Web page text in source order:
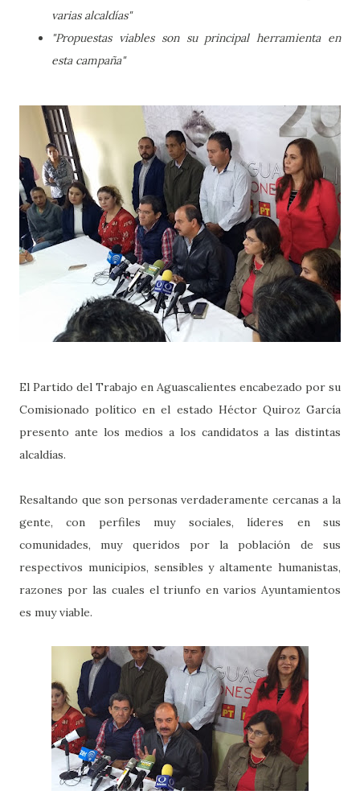
varias alcaldías"
"Propuestas viables son su principal herramienta en
esta campaña"
El Partido del Trabajo en Aguascalientes encabezado por su
Comisionado político en el estado Héctor Quiroz García
presento ante los medios a los candidatos a las distintas
alcaldías.
Resaltando que son personas verdaderamente cercanas a la
gente, con perfiles muy sociales, líderes en sus
comunidades, muy queridos por la población de sus
respectivos municipios, sensibles y altamente humanistas,
razones por las cuales el triunfo en varios Ayuntamientos
es muy viable.